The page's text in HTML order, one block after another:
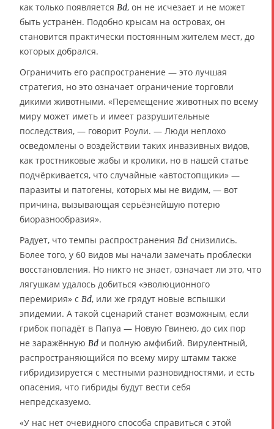
как только появляется Bd, он не исчезает и не может
быть устранён. Подобно крысам на островах, он
становится практически постоянным жителем мест, до
которых добрался.
Ограничить его распространение — это лучшая
стратегия, но это означает ограничение торговли
дикими животными. «Перемещение животных по всему
миру может иметь и имеет разрушительные
последствия, — говорит Роули. — Люди неплохо
осведомлены о воздействии таких инвазивных видов,
как тростниковые жабы и кролики, но в нашей статье
подчёркивается, что случайные «автостопщики» —
паразиты и патогены, которых мы не видим, — вот
причина, вызывающая серьёзнейшую потерю
биоразнообразия».
Радует, что темпы распространения Bd снизились.
Более того, у 60 видов мы начали замечать проблески
восстановления. Но никто не знает, означает ли это, что
лягушкам удалось добиться «эволюционного
перемирия» с Bd, или же грядут новые вспышки
эпидемии. А такой сценарий станет возможным, если
грибок попадёт в Папуа — Новую Гвинею, до сих пор
не заражённую Bd и полную амфибий. Вирулентный,
распространяющийся по всему миру штамм также
гибридизируется с местными разновидностями, и есть
опасения, что гибриды будут вести себя
непредсказуемо.
«У нас нет очевидного способа справиться с этой